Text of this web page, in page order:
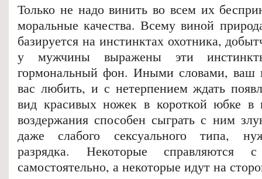
Только не надо винить во всем их
моральные качества. Всему виной
базируется на инстинктах охотника,
у мужчины выражены эти
гормональный фон. Иными словами, ваш
вас любить, и с нетерпением ждать
вид красивых ножек в короткой юбке в
воздержания способен сыграть с ним
даже слабого сексуального типа,
разрядка. Некоторые справляются
самостоятельно, а некоторые идут на